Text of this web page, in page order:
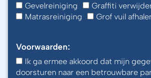
Gevelreiniging
Graffiti
Matrasreiniging
Grof vuil
Voorwaarden:
Ik ga ermee akkoord dat mijn
doorsturen naar een betrouwbare